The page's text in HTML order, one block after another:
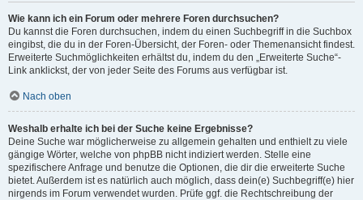
Wie kann ich ein Forum oder mehrere Foren durchsuchen?
Du kannst die Foren durchsuchen, indem du einen Suchbegriff in die Suchbox
eingibst, die du in der Foren-Übersicht, der Foren- oder Themenansicht findest.
Erweiterte Suchmöglichkeiten erhältst du, indem du den „Erweiterte Suche“-
Link anklickst, der von jeder Seite des Forums aus verfügbar ist.
Nach oben
Weshalb erhalte ich bei der Suche keine Ergebnisse?
Deine Suche war möglicherweise zu allgemein gehalten und enthielt zu viele
gängige Wörter, welche von phpBB nicht indiziert werden. Stelle eine
spezifischere Anfrage und benutze die Optionen, die dir die erweiterte Suche
bietet. Außerdem ist es natürlich auch möglich, dass dein(e) Suchbegriff(e) hier
nirgends im Forum verwendet wurden. Prüfe ggf. die Rechtschreibung der